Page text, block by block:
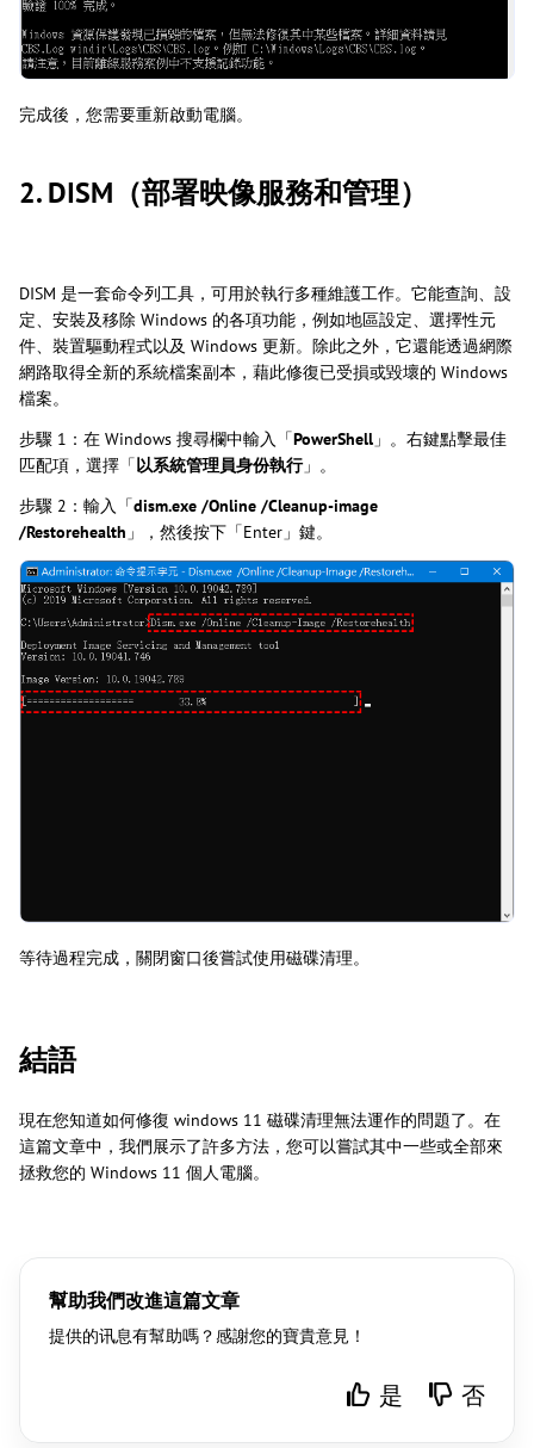
完成後，您需要重新啟動電腦。
2. DISM（部署映像服務和管理）
DISM 是一套命令列工具，可用於執行多種維護工作。它能查詢、設
定、安裝及移除 Windows 的各項功能，例如地區設定、選擇性元
件、裝置驅動程式以及 Windows 更新。除此之外，它還能透過網際
網路取得全新的系統檔案副本，藉此修復已受損或毀壞的 Windows
檔案。
步驟 1：在 Windows 搜尋欄中輸入「PowerShell 」。右鍵點擊最佳
匹配項，選擇「以系統管理員身份執行」。
步驟 2：輸入「dism.exe /Online /Cleanup-image
/Restorehealth 」，然後按下「Enter」鍵。
等待過程完成，關閉窗口後嘗試使用磁碟清理。
結語
現在您知道如何修復 windows 11 磁碟清理無法運作的問題了。在
這篇文章中，我們展示了許多方法，您可以嘗試其中一些或全部來
拯救您的 Windows 11 個人電腦。
幫助我們改進這篇文章
提供的讯息有幫助嗎？感謝您的寶貴意見！
是 否